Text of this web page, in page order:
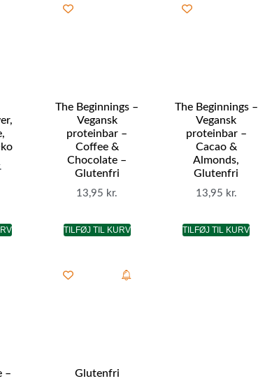
The Beginnings –
Vegansk
proteinbar –
Coffee &
Chocolate –
Glutenfri
13,95 kr.
TILFØJ TIL KURV
The Beginnings –
Vegansk
proteinbar –
Cacao &
Almonds,
Glutenfri
13,95 kr.
TILFØJ TIL KURV
–
Glutenfri